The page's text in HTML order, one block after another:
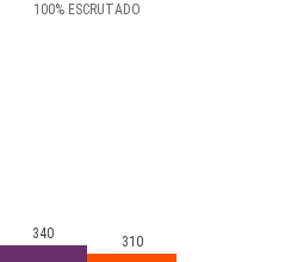
100% ESCRUTADO
340 310